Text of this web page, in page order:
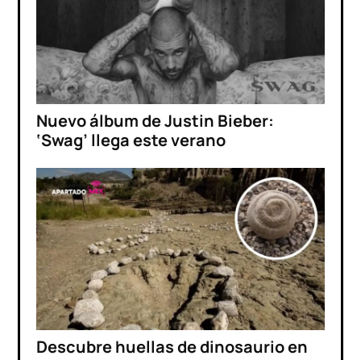
Nuevo álbum de Justin Bieber:
‘Swag’ llega este verano
Descubre huellas de dinosaurio en